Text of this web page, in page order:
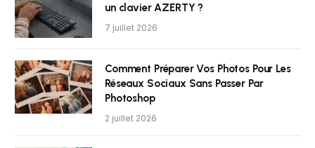
un clavier AZERTY ?
7 juillet 2026
Comment Préparer Vos Photos Pour Les
Réseaux Sociaux Sans Passer Par
Photoshop
2 juillet 2026